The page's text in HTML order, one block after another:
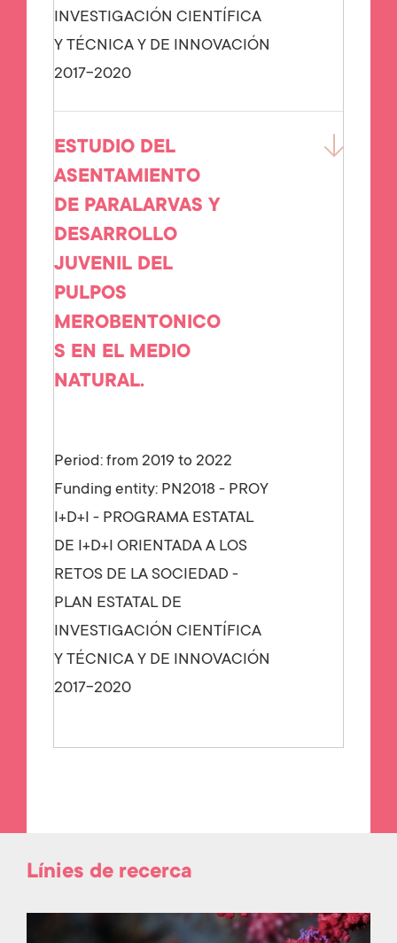
INVESTIGACIÓN CIENTÍFICA
Y TÉCNICA Y DE INNOVACIÓN
2017-2020
ESTUDIO DEL
ASENTAMIENTO
DE PARALARVAS Y
DESARROLLO
JUVENIL DEL
PULPOS
MEROBENTONICO
S EN EL MEDIO
NATURAL.
Period: from 2019 to 2022
Funding entity: PN2018 - PROY
I+D+I - PROGRAMA ESTATAL
DE I+D+I ORIENTADA A LOS
RETOS DE LA SOCIEDAD -
PLAN ESTATAL DE
INVESTIGACIÓN CIENTÍFICA
Y TÉCNICA Y DE INNOVACIÓN
2017-2020
Línies de recerca